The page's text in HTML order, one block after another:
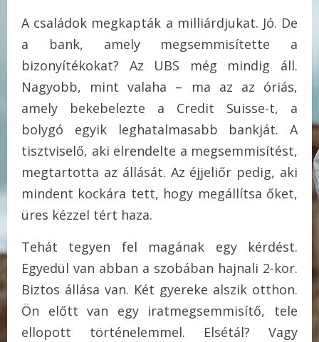
A családok megkapták a milliárdjukat. Jó. De
a bank, amely megsemmisítette a
bizonyítékokat? Az UBS még mindig áll.
Nagyobb, mint valaha – ma az az óriás,
amely bekebelezte a Credit Suisse-t, a
bolygó egyik leghatalmasabb bankját. A
tisztviselő, aki elrendelte a megsemmisítést,
megtartotta az állását. Az éjjeliőr pedig, aki
mindent kockára tett, hogy megállítsa őket,
üres kézzel tért haza.
Tehát tegyen fel magának egy kérdést.
Egyedül van abban a szobában hajnali 2-kor.
Biztos állása van. Két gyereke alszik otthon.
Ön előtt van egy iratmegsemmisítő, tele
ellopott történelemmel. Elsétál? Vagy